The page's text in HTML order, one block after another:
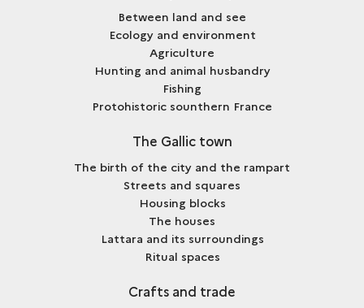
Between land and see
Ecology and environment
Agriculture
Hunting and animal husbandry
Fishing
Protohistoric sounthern France
The Gallic town
The birth of the city and the rampart
Streets and squares
Housing blocks
The houses
Lattara and its surroundings
Ritual spaces
Crafts and trade